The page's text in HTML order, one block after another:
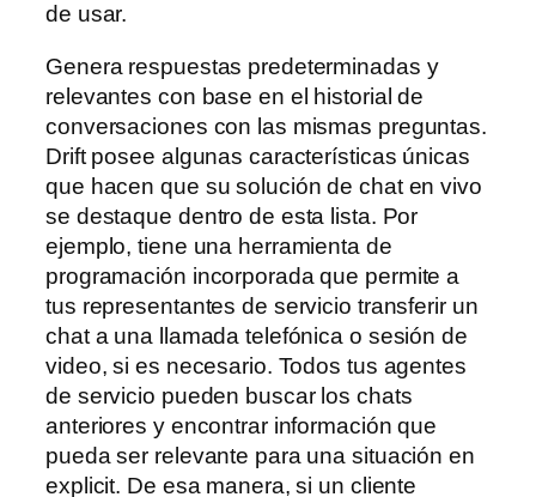
de usar.
Genera respuestas predeterminadas y
relevantes con base en el historial de
conversaciones con las mismas preguntas.
Drift posee algunas características únicas
que hacen que su solución de chat en vivo
se destaque dentro de esta lista. Por
ejemplo, tiene una herramienta de
programación incorporada que permite a
tus representantes de servicio transferir un
chat a una llamada telefónica o sesión de
video, si es necesario. Todos tus agentes
de servicio pueden buscar los chats
anteriores y encontrar información que
pueda ser relevante para una situación en
explicit. De esa manera, si un cliente